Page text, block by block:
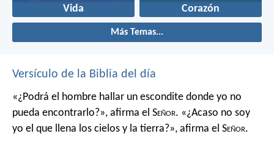
Vida Corazón
Más Temas...
Versículo de la Biblia del día
«¿Podrá el hombre hallar un escondite donde yo no
pueda encontrarlo?», afirma el Señor. «¿Acaso no soy
yo el que llena los cielos y la tierra?», afirma el Señor.